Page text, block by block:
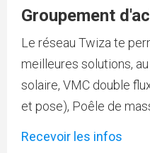
Groupement
Le réseau Twiza te
meilleures solutions,
solaire, VMC double
et pose), Poêle de
Recevoir les infos